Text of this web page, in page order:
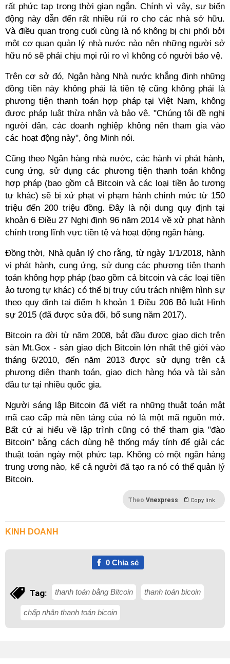
rất phức tạp trong thời gian ngắn. Chính vì vậy, sự biến
động này dẫn đến rất nhiều rủi ro cho các nhà sở hữu.
Và điều quan trọng cuối cùng là nó không bị chi phối bởi
một cơ quan quản lý nhà nước nào nên những người sở
hữu nó sẽ phải chịu mọi rủi ro vì không có người bảo vệ.
Trên cơ sở đó, Ngân hàng Nhà nước khẳng định những
đồng tiền này không phải là tiền tệ cũng không phải là
phương tiện thanh toán hợp pháp tại Việt Nam, không
được pháp luật thừa nhận và bảo vệ. "Chúng tôi đề nghị
người dân, các doanh nghiệp không nên tham gia vào
các hoạt động này", ông Minh nói.
Cũng theo Ngân hàng nhà nước, các hành vi phát hành,
cung ứng, sử dụng các phương tiện thanh toán không
hợp pháp (bao gồm cả Bitcoin và các loại tiền ảo tương
tự khác) sẽ bị xử phạt vi phạm hành chính mức từ 150
triệu đến 200 triệu đồng. Đây là nội dung quy định tại
khoản 6 Điều 27 Nghị định 96 năm 2014 về xử phạt hành
chính trong lĩnh vực tiền tệ và hoạt động ngân hàng.
Đồng thời, Nhà quản lý cho rằng, từ ngày 1/1/2018, hành
vi phát hành, cung ứng, sử dụng các phương tiện thanh
toán không hợp pháp (bao gồm cả bitcoin và các loại tiền
ảo tương tự khác) có thể bị truy cứu trách nhiệm hình sự
theo quy định tại điểm h khoản 1 Điều 206 Bộ luật Hình
sự 2015 (đã được sửa đổi, bổ sung năm 2017).
Bitcoin ra đời từ năm 2008, bắt đầu được giao dịch trên
sàn Mt.Gox - sàn giao dịch Bitcoin lớn nhất thế giới vào
tháng 6/2010, đến năm 2013 được sử dụng trên cả
phương diện thanh toán, giao dịch hàng hóa và tài sản
đầu tư tại nhiều quốc gia.
Người sáng lập Bitcoin đã viết ra những thuật toán mật
mã cao cấp mà nền tảng của nó là một mã nguồn mở.
Bất cứ ai hiểu về lập trình cũng có thể tham gia "đào
Bitcoin" bằng cách dùng hệ thống máy tính để giải các
thuật toán ngày một phức tạp. Không có một ngân hàng
trung ương nào, kể cả người đã tạo ra nó có thể quản lý
Bitcoin.
Theo Vnexpress Copy link
KINH DOANH
0Chia sẻ
Tag: thanh toán bằng Bitcoin thanh toán bicoin
chấp nhận thanh toán bicoin